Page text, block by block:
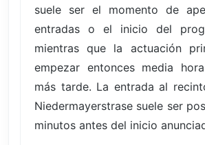
suele ser el momento de
entradas o el inicio del
mientras que la actuación
empezar entonces media
más tarde. La entrada al
Niedermayerstrase suele ser
minutos antes del inicio